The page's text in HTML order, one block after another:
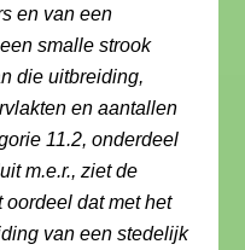
en van een
smalle strook
die uitbreiding,
en aantallen
11.2, onderdeel
m.e.r., ziet de
dat met het
van een stedelijk